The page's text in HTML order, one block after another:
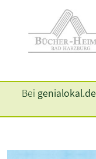
Bei genialokal.de